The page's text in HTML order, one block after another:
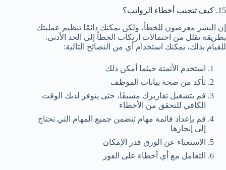
15. كيف تتجنب أخطاء الرواتب؟
إن البشر معرضون للخطأ، ولكن يمكنك دائمًا تنظيم عمليتك
بطريقة تقلل من احتمالات ارتكاب الخطأ إلى الحد الأدنى.
للقيام بذلك، يمكنك استخدام أي من النصائح التالية:
استخدم الأتمتة حيثما أمكن ذلك
تأكد من صحة بيانات الموظف
قم بتشغيل تقاريرك مسبقًا، حتى يتوفر لديك الوقت
الكافي للتحقق من الأخطاء
قم بإعداد قائمة مهام تتضمن جميع المهام التي تحتاج
إلى إنجازها
الاستغناء عن الورق قدر الإمكان
التعامل مع أي أخطاء على الفور